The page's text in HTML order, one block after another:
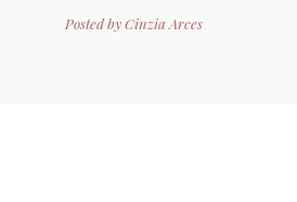
Posted byCinzia Arces